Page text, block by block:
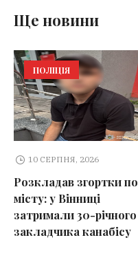
Ще новини
ПОЛІЦІЯ
10 СЕРПНЯ, 2026
Розкладав згортки по
місту: у Вінниці
затримали 30-річного
закладчика канабісу